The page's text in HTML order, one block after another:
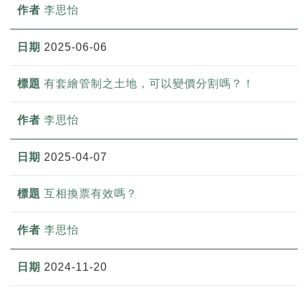
李思怡
2025-06-06
有套繪管制之土地，可以變價分割嗎？！
李思怡
2025-04-07
互相換票有效嗎？
李思怡
2024-11-20